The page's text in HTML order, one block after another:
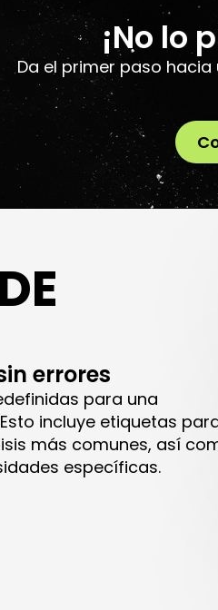
¡No lo
Da el primer paso
errores
para una
incluye etiquetas
más comunes, así
específicas.